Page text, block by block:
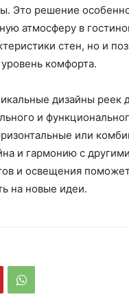
Это решение
атмосферу в
стен, но и
комфорта.
дизайны реек
и
или
и гармонию с
и освещения
на новые идеи.